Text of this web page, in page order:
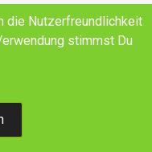
YouTube
e.V.
die Nutzerfreundlichkeit
stimmst Du